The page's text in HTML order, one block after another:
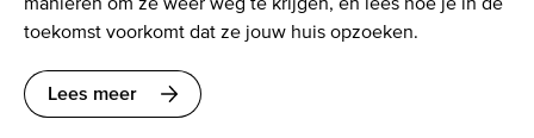
toekomst voorkomt dat ze jouw huis opzoeken.
Lees meer